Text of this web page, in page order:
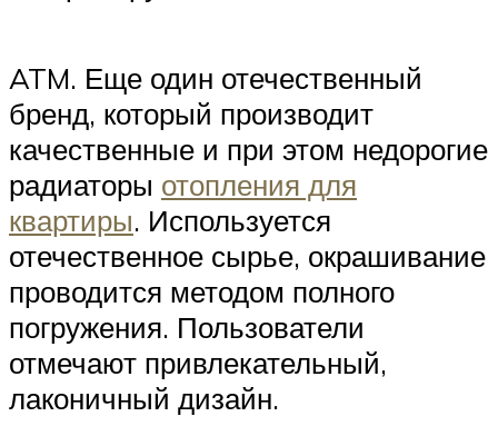
ATM. Еще один отечественный
бренд, который производит
качественные и при этом недорогие
радиаторы отопления для
квартиры. Используется
отечественное сырье, окрашивание
проводится методом полного
погружения. Пользователи
отмечают привлекательный,
лаконичный дизайн.